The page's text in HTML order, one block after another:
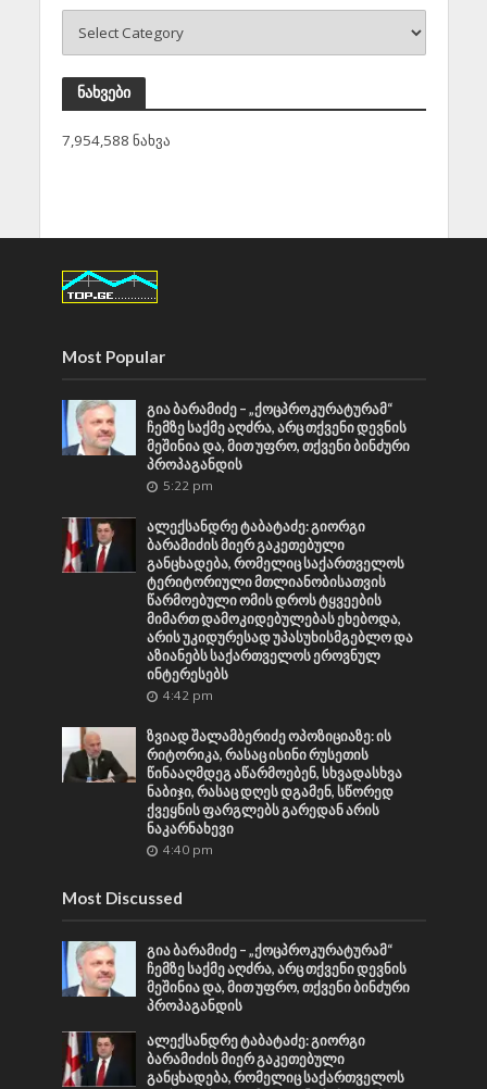
ნახვები
7,954,588 ნახვა
Most Popular
გია ბარამიძე – „ქოცპროკურატურამ“
ჩემზე საქმე აღძრა, არც თქვენი დევნის
მეშინია და, მით უფრო, თქვენი ბინძური
პროპაგანდის
5:22 pm
ალექსანდრე ტაბატაძე: გიორგი
ბარამიძის მიერ გაკეთებული
განცხადება, რომელიც საქართველოს
ტერიტორიული მთლიანობისათვის
წარმოებული ომის დროს ტყვეების
მიმართ დამოკიდებულებას ეხებოდა,
არის უკიდურესად უპასუხისმგებლო და
აზიანებს საქართველოს ეროვნულ
ინტერესებს
4:42 pm
ზვიად შალამბერიძე ოპოზიციაზე: ის
რიტორიკა, რასაც ისინი რუსეთის
წინააღმდეგ აწარმოებენ, სხვადასხვა
ნაბიჯი, რასაც დღეს დგამენ, სწორედ
ქვეყნის ფარგლებს გარედან არის
ნაკარნახევი
4:40 pm
Most Discussed
გია ბარამიძე – „ქოცპროკურატურამ“
ჩემზე საქმე აღძრა, არც თქვენი დევნის
მეშინია და, მით უფრო, თქვენი ბინძური
პროპაგანდის
ალექსანდრე ტაბატაძე: გიორგი
ბარამიძის მიერ გაკეთებული
განცხადება, რომელიც საქართველოს